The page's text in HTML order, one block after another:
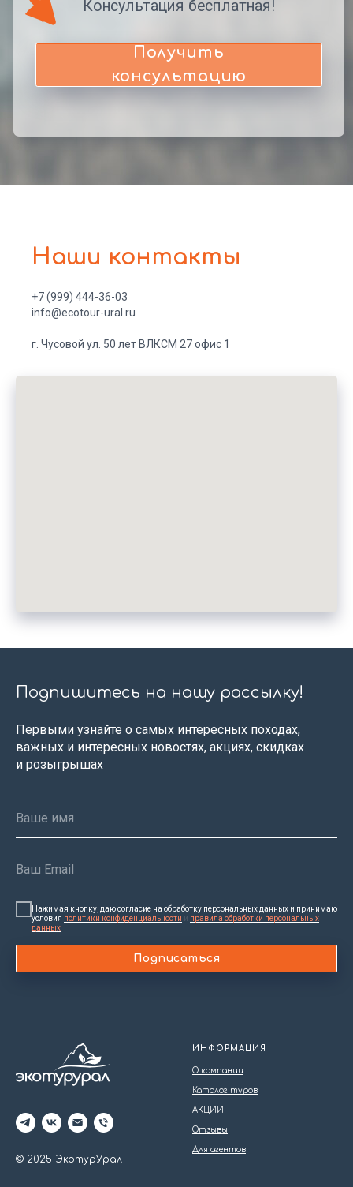
Наши контакты
+7 (999) 444-36-03
info@ecotour-ural.ru
г. Чусовой ул. 50 лет ВЛКСМ 27 офис 1
Подпишитесь на нашу рассылку!
Первыми узнайте о самых интересных походах,
важных и интересных новостях, акциях, скидках
и розыгрышах
Нажимая кнопку, даю согласие на обработку персональных данных и принимаю
условия политики конфиденциальности и правила обработки персональных
данных
Подписаться
© 2025 ЭкотурУрал
ИНФОРМАЦИЯ
О компании
Каталог туров
АКЦИИ
Отзывы
Для агентов